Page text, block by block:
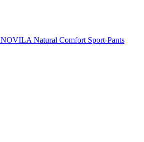
NOVILA Natural Comfort Sport-Pants